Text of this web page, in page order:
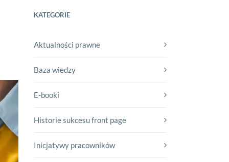
KATEGORIE
Aktualności prawne
Baza wiedzy
E-booki
Historie sukcesu front page
Inicjatywy pracowników